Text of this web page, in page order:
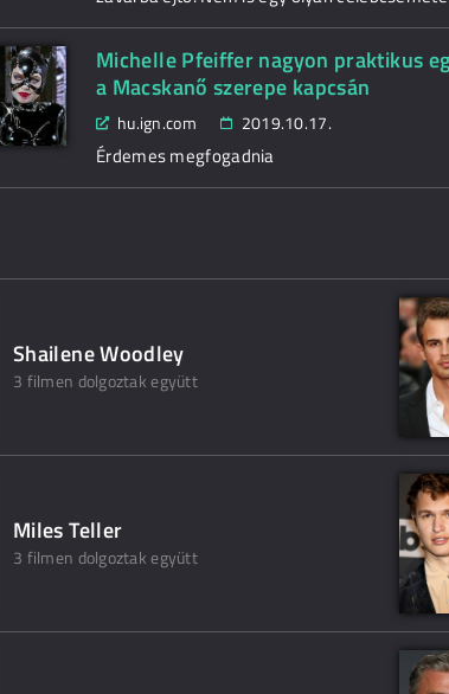
Michelle Pfeiffer nagyon praktikus
a Macskanő szerepe kapcsán
hu.ign.com 2019.10.17.
Érdemes megfogadnia
Shailene Woodley
3 filmen dolgoztak együtt
Miles Teller
3 filmen dolgoztak együtt